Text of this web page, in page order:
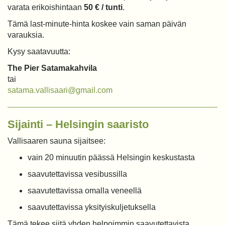
varata erikoishintaan 50 € / tunti.
Tämä last-minute-hinta koskee vain saman päivän
varauksia.
Kysy saatavuutta:
The Pier Satamakahvila
tai
satama.vallisaari@gmail.com
Sijainti – Helsingin saaristo
Vallisaaren sauna sijaitsee:
vain 20 minuutin päässä Helsingin keskustasta
saavutettavissa vesibussilla
saavutettavissa omalla veneellä
saavutettavissa yksityiskuljetuksella